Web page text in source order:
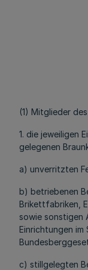
(1) Mitglieder
1. die jeweiligen
gelegenen
a) unverritzten
b) betriebenen
Brikettfabriken,
sowie sonstigen
Einrichtungen im
c) stillgelegten